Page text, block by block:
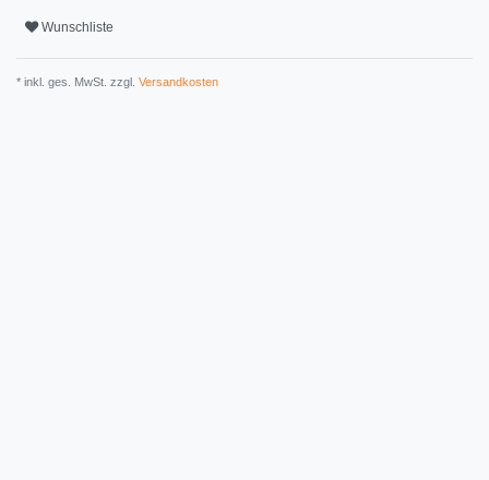
Wunschliste
* inkl. ges. MwSt. zzgl. Versandkosten